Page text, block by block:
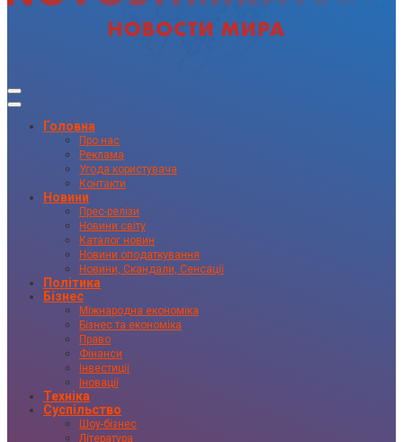
Головна
Про нас
Реклама
Угода користувача
Контакти
Новини
Прес-релізи
Новини світу
Каталог новин
Новини оподаткування
Новини, Скандали, Сенсації
Політика
Бізнес
Міжнародна економіка
Бізнес та економіка
Право
Фінанси
Інвестиції
Іновації
Техніка
Суспільство
Шоу-бізнес
Література